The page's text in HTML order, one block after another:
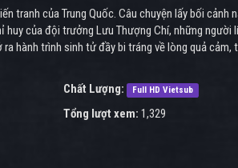
tranh của Trung Quốc. Câu chuyện lấy bối cảnh
của đội trưởng Lưu Thượng Chí, những người
hành trình sinh tử đầy bi tráng về lòng quả cảm,
Chất Lượng: Full HD Vietsub
Tổng lượt xem: 1,329